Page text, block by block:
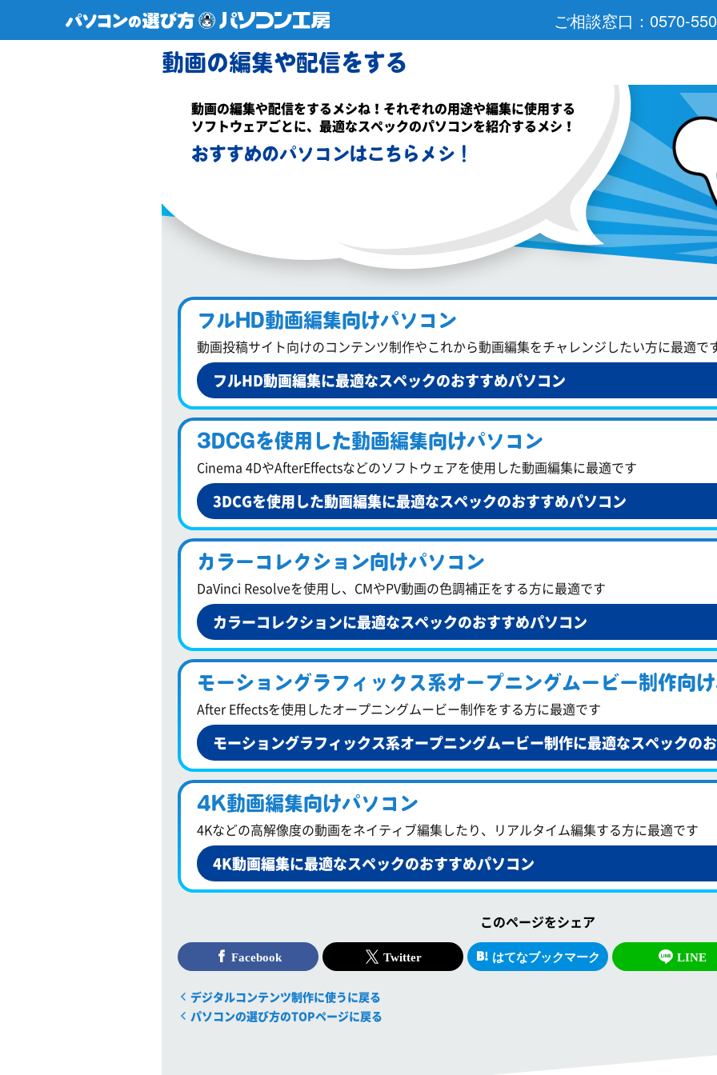
動画の編集や配信をする
動画の編集や配信をするメシね！それぞれの用途や編集に使用する
ソフトウェアごとに、最適なスペックのパソコンを紹介するメシ！
おすすめのパソコンはこちらメシ！
フルHD動画編集向けパソコン
動画投稿サイト向けのコンテンツ制作やこれから動画編集をチャレンジしたい方に最適で
フルHD動画編集に最適なスペックのおすすめパソコン
3DCGを使用した動画編集向けパソコン
Cinema 4DやAfterEffectsなどのソフトウェアを使用した動画編集に最適です
3DCGを使用した動画編集に最適なスペックのおすすめパソコン
カラーコレクション向けパソコン
DaVinci Resolveを使用し、CMやPV動画の色調補正をする方に最適です
カラーコレクションに最適なスペックのおすすめパソコン
モーショングラフィックス系オープニングムービー制作向
After Effectsを使用したオープニングムービー制作をする方に最適です
モーショングラフィックス系オープニングムービー制作に最適なスペックの
4K動画編集向けパソコン
4Kなどの高解像度の動画をネイティブ編集したり、リアルタイム編集する方に最適です
4K動画編集に最適なスペックのおすすめパソコン
このページをシェア
Facebook Twitter はてなブックマーク LINE
デジタルコンテンツ制作に使うに戻る
パソコンの選び方のTOPページに戻る